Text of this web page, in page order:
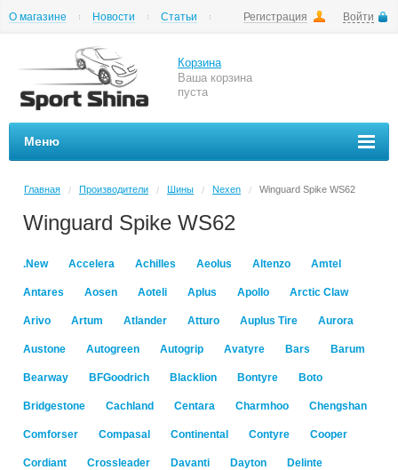
Регистрация Войти
О магазине Новости
Статьи
Корзина
Ваша корзина
пуста
Меню
Главная / Производители / Шины / Nexen / Winguard Spike WS62
Winguard Spike WS62
.New Accelera Achilles Aeolus Altenzo Amtel
Antares Aosen Aoteli Aplus Apollo Arctic Claw
Arivo Artum Atlander Atturo Auplus Tire Aurora
Austone Autogreen Autogrip Avatyre Bars Barum
Bearway BFGoodrich Blacklion Bontyre Boto
Bridgestone Cachland Centara Charmhoo Chengshan
Comforser Compasal Continental Contyre Cooper
Cordiant Crossleader Davanti Dayton Delinte